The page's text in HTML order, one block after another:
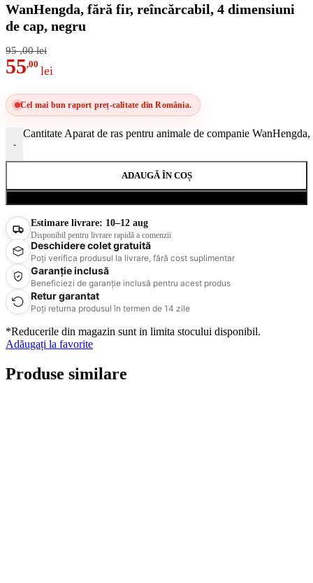
WanHengda, fără fir, reîncărcabil, 4 dimensiuni
de cap, negru
95 ,00 lei
55,00 lei
Cel mai bun raport preț-calitate din România.
-
Cantitate Aparat de ras pentru animale de companie
ADAUGĂ ÎN COȘ
Estimare livrare: 10–12 aug
Disponibil pentru livrare rapidă a comenzii
Deschidere colet gratuită
Poți verifica produsul la livrare, fără cost suplimentar
Garanție inclusă
Beneficiezi de garanție inclusă pentru acest produs
Retur garantat
Poți returna produsul în termen de 14 zile
*Reducerile din magazin sunt in limita stocului disponibil.
Adăugați la favorite
Produse similare